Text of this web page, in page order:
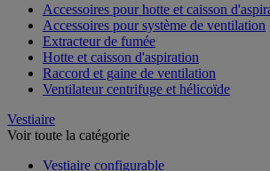
Accessoires pour hotte et caisson
Accessoires pour système de ventilation
Extracteur de fumée
Hotte et caisson d'aspiration
Raccord et gaine de ventilation
Ventilateur centrifuge et hélicoïde
Vestiaire
Voir toute la catégorie
Vestiaire configurable